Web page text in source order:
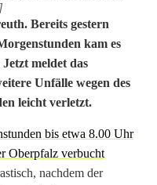
Bereits gestern
kam es
meldet das
Unfälle wegen des
leicht verletzt.
bis etwa 8.00 Uhr
Oberpfalz verbucht
nachdem der